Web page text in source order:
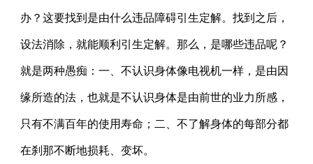
办？这要找到是由什么违品障碍引生定解。找到之后，
设法消除，就能顺利引生定解。那么，是哪些违品呢？
就是两种愚痴：一、不认识身体像电视机一样，是由因
缘所造的法，也就是不认识身体是由前世的业力所感，
只有不满百年的使用寿命；二、不了解身体的每部分都
在刹那不断地损耗、变坏。